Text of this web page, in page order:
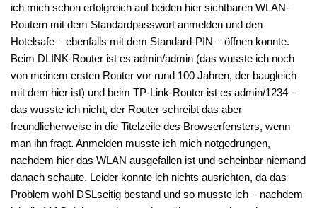
ich mich schon erfolgreich auf beiden hier sichtbaren WLAN-
Routern mit dem Standardpasswort anmelden und den
Hotelsafe – ebenfalls mit dem Standard-PIN – öffnen konnte.
Beim DLINK-Router ist es admin/admin (das wusste ich noch
von meinem ersten Router vor rund 100 Jahren, der baugleich
mit dem hier ist) und beim TP-Link-Router ist es admin/1234 –
das wusste ich nicht, der Router schreibt das aber
freundlicherweise in die Titelzeile des Browserfensters, wenn
man ihn fragt. Anmelden musste ich mich notgedrungen,
nachdem hier das WLAN ausgefallen ist und scheinbar niemand
danach schaute. Leider konnte ich nichts ausrichten, da das
Problem wohl DSLseitig bestand und so musste ich – nachdem